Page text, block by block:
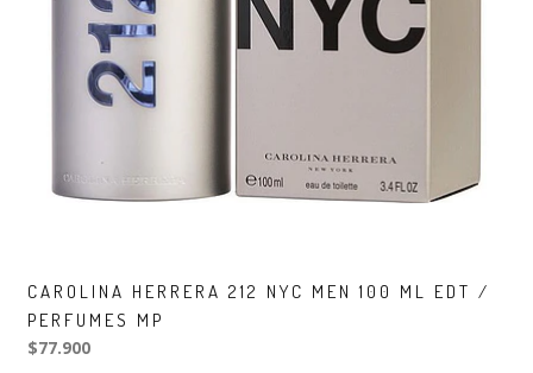
CAROLINA HERRERA 212 NYC MEN 100 ML EDT /
PERFUMES MP
$77.900